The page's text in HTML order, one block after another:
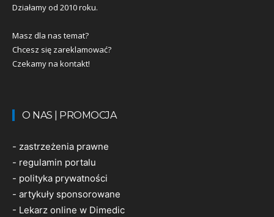
Działamy od 2010 roku.
Masz dla nas temat?
Chcesz się zareklamować?
Czekamy na kontakt!
O NAS | PROMOCJA
- zastrzeżenia prawne
- regulamin portalu
- polityka prywatności
- artykuły sponsorowane
- Lekarz online w Dimedic